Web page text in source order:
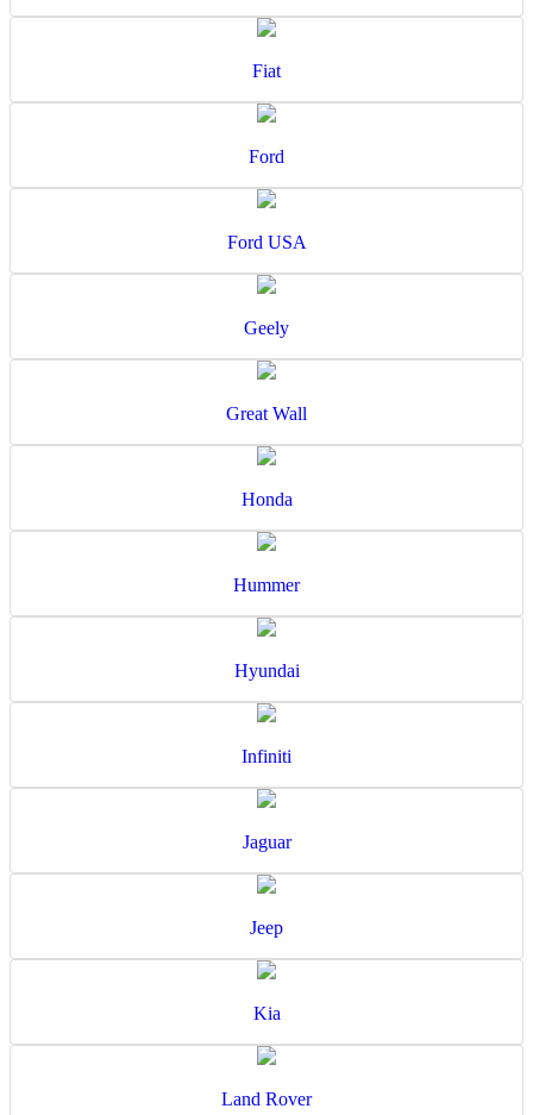
Fiat
Ford
Ford USA
Geely
Great Wall
Honda
Hummer
Hyundai
Infiniti
Jaguar
Jeep
Kia
Land Rover